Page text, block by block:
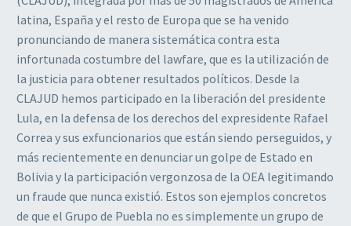
latina, España y el resto de Europa que se ha venido
pronunciando de manera sistemática contra esta
infortunada costumbre del lawfare, que es la utilización de
la justicia para obtener resultados políticos. Desde la
CLAJUD hemos participado en la liberación del presidente
Lula, en la defensa de los derechos del expresidente Rafael
Correa y sus exfuncionarios que están siendo perseguidos, y
más recientemente en denunciar un golpe de Estado en
Bolivia y la participación vergonzosa de la OEA legitimando
un fraude que nunca existió. Estos son ejemplos concretos
de que el Grupo de Puebla no es simplemente un grupo de